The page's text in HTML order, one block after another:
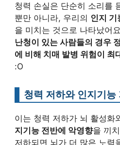
청력 손실은 단순히 소리를
뿐만 아니라, 우리의 인지
을 미치는 것으로 나타났어
난청이 있는 사람들의 경우
에 비해 치매 발병 위험이 최
:O
청력 저하와 인지기능
이는 청력 저하가 뇌 활성화
지기능 전반에 악영향을 끼
저하되면 뇌가 더 많은 노력